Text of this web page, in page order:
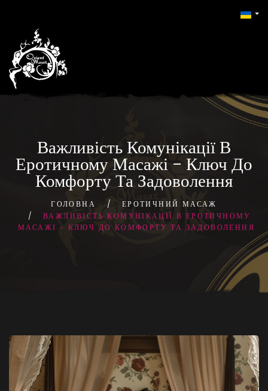
Важливість Комунікації В
Еротичному Масажі – Ключ До
Комфорту Та Задоволення
ГОЛОВНА
ЕРОТИЧНИЙ МАСАЖ
ВАЖЛИВІСТЬ КОМУНІКАЦІЇ В ЕРОТИЧНОМУ
МАСАЖІ – КЛЮЧ ДО КОМФОРТУ ТА ЗАДОВОЛЕННЯ